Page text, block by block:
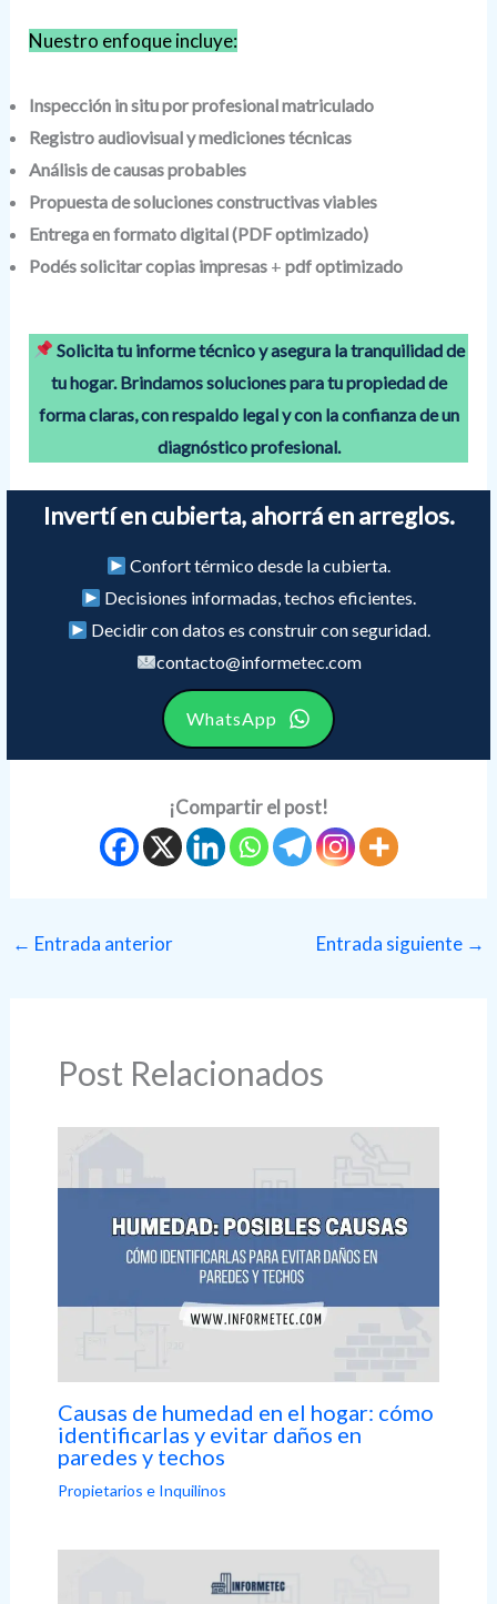
Nuestro enfoque incluye:
Inspección in situ por profesional matriculado
Registro audiovisual y mediciones técnicas
Análisis de causas probables
Propuesta de soluciones constructivas viables
Entrega en formato digital (PDF optimizado)
Podés solicitarcopias impresas +pdf optimizado
Solicita tu informe técnico y asegura la tranquilidad de
tu hogar. Brindamos soluciones para tu propiedad de
forma claras, con respaldo legal y con la confianza de un
diagnóstico profesional.
Invertí en cubierta, ahorrá en arreglos.
Confort térmico desde la cubierta.
Decisiones informadas, techos eficientes.
Decidir con datos es construir con seguridad.
contacto@informetec.com
WhatsApp
¡Compartir el post!
← Entrada anterior Entrada siguiente →
Post Relacionados
Causas de humedad en el hogar: cómo
identificarlas y evitar daños en
paredes y techos
Propietarios e Inquilinos